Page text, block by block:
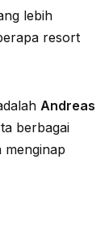
lebih
resort
Andreas
berbagai
menginap